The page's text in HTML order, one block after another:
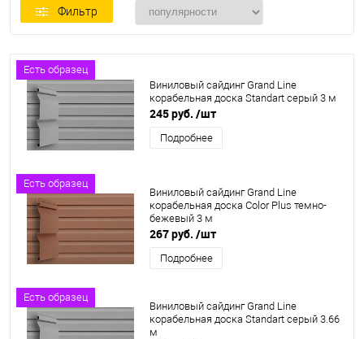
Фильтр
Есть образец
Виниловый сайдинг Grand Line
корабельная доска Standart серый 3 м
245 руб. /шт
Подробнее
Есть образец
Виниловый сайдинг Grand Line
корабельная доска Color Plus темно-
бежевый 3 м
267 руб. /шт
Подробнее
Есть образец
Виниловый сайдинг Grand Line
корабельная доска Standart серый 3.66
м